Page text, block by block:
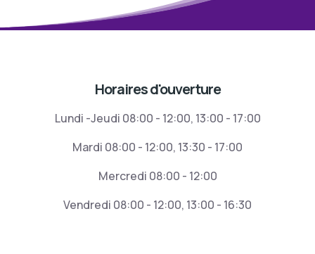
Horaires d'ouverture
Lundi -Jeudi 08:00 - 12:00, 13:00 - 17:00
Mardi 08:00 - 12:00, 13:30 - 17:00
Mercredi 08:00 - 12:00
Vendredi 08:00 - 12:00, 13:00 - 16:30